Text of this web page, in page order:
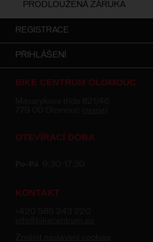
PRODLOUŽENÁ ZÁRUKA
REGISTRACE
PŘIHLÁŠENÍ
BIKE CENTRUM OLOMOUC
OTEVÍRACÍ DOBA
KONTAKT